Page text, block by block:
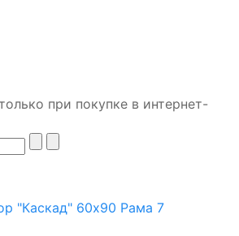
при покупке в интернет-